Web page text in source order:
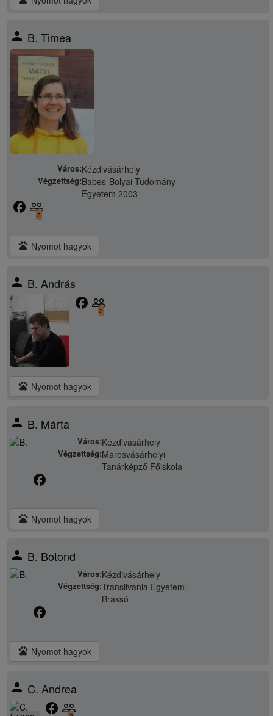
person B. Timea
Város:Kézdivásárhely
Végzettség:Babes-Bolyai Tudomány
Egyetem 2003
facebook people_outline
3
pets Nyomot hagyok
person B. András
facebook people_outline
3
pets Nyomot hagyok
person B. Márta
Város:Kézdivásárhely
Végzettség:Marosvásárhelyi
Tanárképző Főiskola
facebook
pets Nyomot hagyok
person B. Botond
Város:Kézdivásárhely
Végzettség:Transilvania Egyetem,
Brassó
facebook
pets Nyomot hagyok
person C. Andrea
facebook people_outline